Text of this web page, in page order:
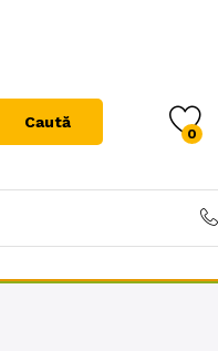
Caută
0